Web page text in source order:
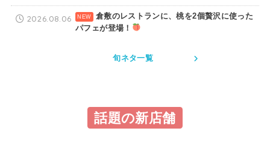
倉敷のレストランに、桃を2個贅沢に使った
パフェが登場！
2026.08.06
旬ネタ一覧
話題の新店舗